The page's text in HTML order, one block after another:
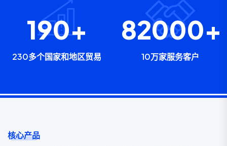
230+
230多个国家和地区贸易
100000
10万家服务客户
核心产品